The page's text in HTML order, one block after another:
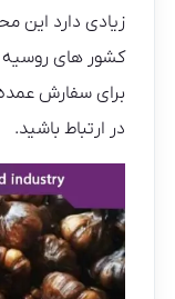
زیادی دارد این
کشور های روسیه
برای سفارش
در ارتباط باشید.